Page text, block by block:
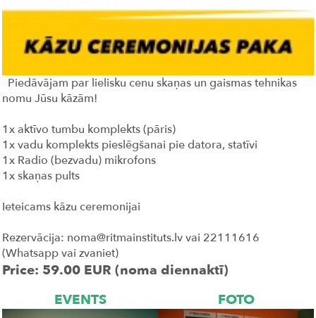
Piedāvājam par lielisku cenu skaņas un gaismas tehnikas
nomu Jūsu kāzām!
1x aktīvo tumbu komplekts (pāris)
1x vadu komplekts pieslēgšanai pie datora, statīvi
1x Radio (bezvadu) mikrofons
1x skaņas pults
Ieteicams kāzu ceremonijai
Rezervācija: noma@ritmainstituts.lv vai 22111616
(Whatsapp vai zvaniet)
Price: 59.00 EUR (noma diennaktī)
EVENTS
FOTO